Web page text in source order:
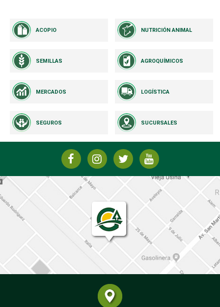
ACOPIO NUTRICIÓN ANIMAL
SEMILLAS AGROQUÍMICOS
MERCADOS LOGÍSTICA
SEGUROS SUCURSALES